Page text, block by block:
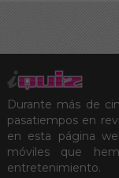
Durante más de
pasatiempos en
en esta página
móviles que
entretenimiento.